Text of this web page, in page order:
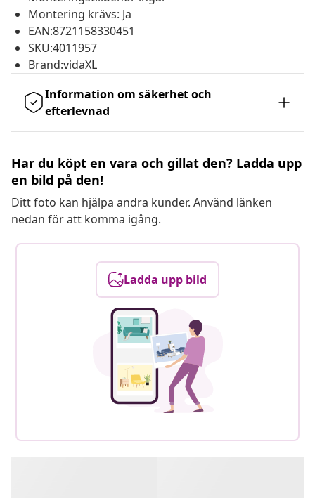
Montering krävs: Ja
EAN:8721158330451
SKU:4011957
Brand:vidaXL
Information om säkerhet och
efterlevnad
Har du köpt en vara och gillat den? Ladda upp
en bild på den!
Ditt foto kan hjälpa andra kunder. Använd länken
nedan för att komma igång.
Ladda upp bild